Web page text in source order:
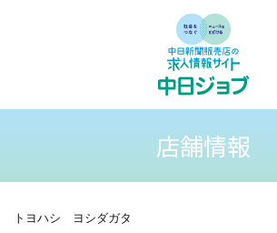
店舗情報
トヨハシ ヨシダガタ